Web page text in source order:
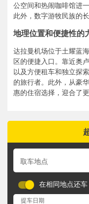
公空间和热闹咖啡馆进
此外，数字游牧民族的
地理位置和便捷性的
达拉曼机场位于土耀蓝
区的便捷入口。靠近奥
以及方便租车和独立探
的旅行者。此外，从豪
惠的住宿选择，迎合了
取车地点
在相同地点还车
提车日期